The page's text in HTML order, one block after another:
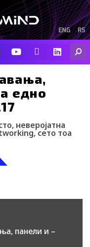
RS
ENG
Y
o
u
u
b
e
I
c
o
t
i
k
i
k
o
L
i
n
едно
неверојатна
сето тоа
панели и –